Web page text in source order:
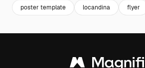
poster template locandina flyer